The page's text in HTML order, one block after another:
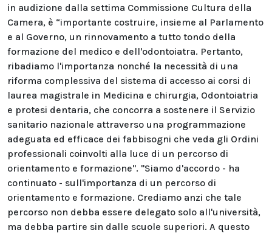
in audizione dalla settima Commissione Cultura della
Camera, è “importante costruire, insieme al Parlamento
e al Governo, un rinnovamento a tutto tondo della
formazione del medico e dell'odontoiatra. Pertanto,
ribadiamo l'importanza nonché la necessità di una
riforma complessiva del sistema di accesso ai corsi di
laurea magistrale in Medicina e chirurgia, Odontoiatria
e protesi dentaria, che concorra a sostenere il Servizio
sanitario nazionale attraverso una programmazione
adeguata ed efficace dei fabbisogni che veda gli Ordini
professionali coinvolti alla luce di un percorso di
orientamento e formazione". "Siamo d'accordo - ha
continuato - sull'importanza di un percorso di
orientamento e formazione. Crediamo anzi che tale
percorso non debba essere delegato solo all'università,
ma debba partire sin dalle scuole superiori. A questo